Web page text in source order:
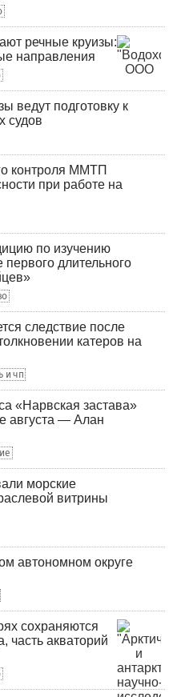
речные круизы:
направления
ведут подготовку к
судов
контроля ММТП
при работе на
по изучению
первого длительного
следствие после
катеров на
и чп
«Нарвская застава»
августа — Алан
морские
витрины
автономном округе
сохраняются
часть акваторий